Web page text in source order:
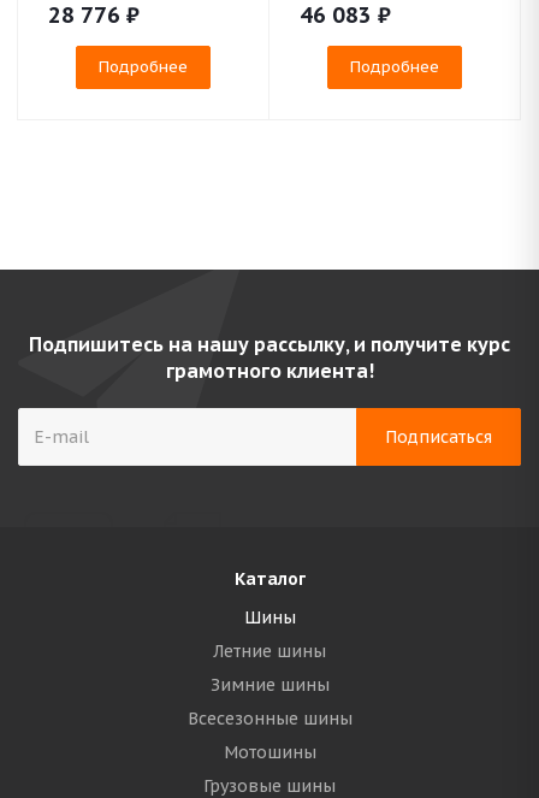
28 776 ₽
Подробнее
46 083 ₽
Подробнее
Подпишитесь на нашу рассылку, и получите курс
грамотного клиента!
Каталог
Шины
Летние шины
Зимние шины
Всесезонные шины
Мотошины
Грузовые шины